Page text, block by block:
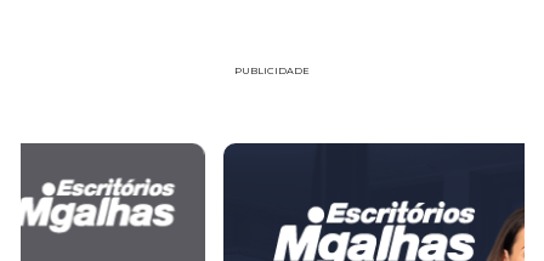
PUBLICIDADE